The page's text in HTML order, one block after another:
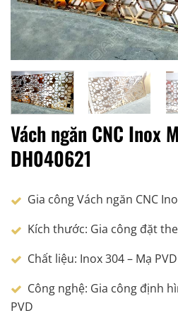
Vách ngăn CNC Inox
DH040621
Gia công Vách ngăn CNC
Kích thước: Gia công đặt
Chất liệu: Inox 304 – Mạ
Công nghệ: Gia công định
PVD